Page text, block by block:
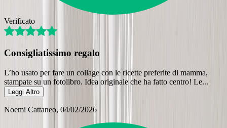
Verificato
Consigliatissimo regalo
L’ho usato per fare un collage con le ricette preferite di mamma,
stampate su un fotolibro. Idea originale che ha fatto centro! Le...
Leggi Altro
Noemi Cattaneo, 04/02/2026